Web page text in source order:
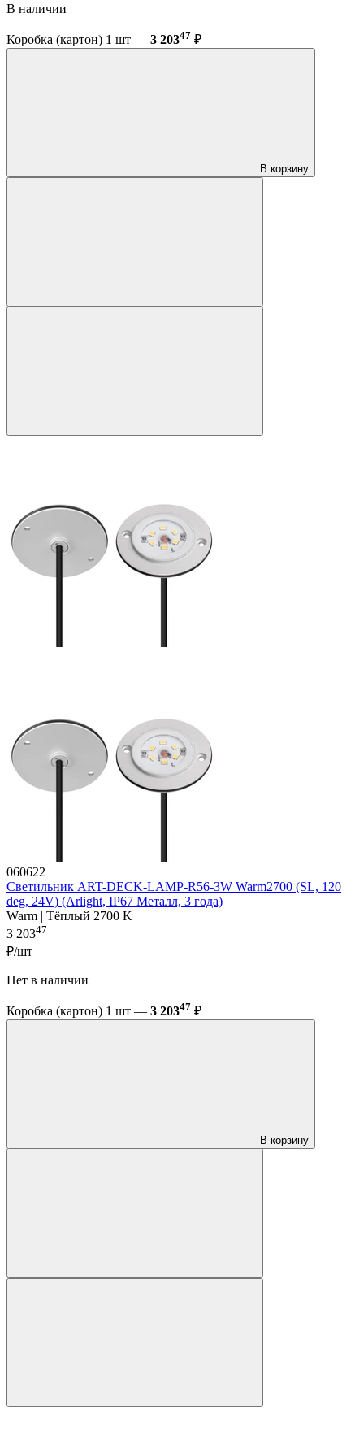
В наличии
Коробка (картон) 1 шт — 3 20347 ₽
В корзину
060622
Светильник ART-DECK-LAMP-R56-3W Warm2700 (SL, 120
deg, 24V) (Arlight, IP67 Металл, 3 года)
Warm | Тёплый 2700 K
3 20347
₽/шт
Нет в наличии
Коробка (картон) 1 шт — 3 20347 ₽
В корзину